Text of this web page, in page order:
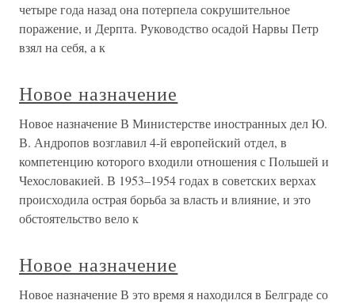
четыре года назад она потерпела сокрушительное
поражение, и Дерпта. Руководство осадой Нарвы Петр
взял на себя, а к
Новое назначение
Новое назначение В Министерстве иностранных дел Ю.
В. Андропов возглавил 4-й европейский отдел, в
компетенцию которого входили отношения с Польшей и
Чехословакией. В 1953–1954 годах в советских верхах
происходила острая борьба за власть и влияние, и это
обстоятельство вело к
Новое назначение
Новое назначение В это время я находился в Белграде со